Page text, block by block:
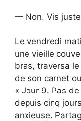
— Non. Vis
Le vendredi
une vieille
bras, traversa
de son carnet
« Jour 9. Pas
depuis cinq
anxieuse.